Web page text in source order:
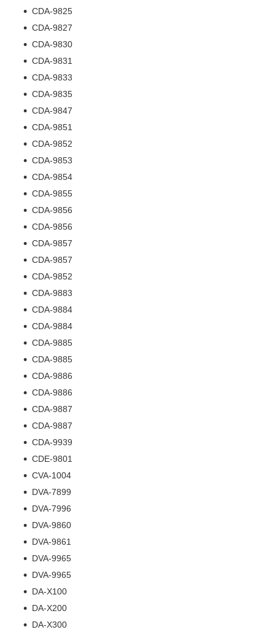
CDA-9825
CDA-9827
CDA-9830
CDA-9831
CDA-9833
CDA-9835
CDA-9847
CDA-9851
CDA-9852
CDA-9853
CDA-9854
CDA-9855
CDA-9856
CDA-9856
CDA-9857
CDA-9857
CDA-9852
CDA-9883
CDA-9884
CDA-9884
CDA-9885
CDA-9885
CDA-9886
CDA-9886
CDA-9887
CDA-9887
CDA-9939
CDE-9801
CVA-1004
DVA-7899
DVA-7996
DVA-9860
DVA-9861
DVA-9965
DVA-9965
DA-X100
DA-X200
DA-X300